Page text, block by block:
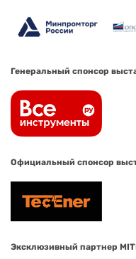
Генеральный спонсор
Официальный спонсор
Эксклюзивный партнер